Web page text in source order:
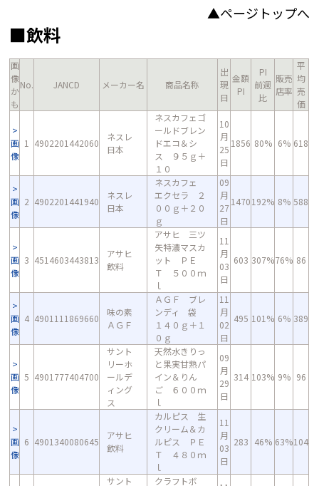
▲ページトップへ
■飲料
画
像
か
も
No. JANCD メーカー名 商品名称
出
現
日
金額
PI
PI
前週
比
販売
店率
平
均
売
価
画
像
1 4902201442060
ネスレ
日本
ネスカフェゴ
ールドブレン
ドエコ＆シ
ス ９５ｇ＋
１０
10
月
25
日
1856 80% 6% 618
画
像
2 4902201441940
ネスレ
日本
ネスカフェ
エクセラ ２
００ｇ＋２０
ｇ
09
月
27
日
1470192% 8% 588
画
像
3 4514603443813
アサヒ
飲料
アサヒ 三ツ
矢特濃マスカ
ット ＰＥ
Ｔ ５００ｍ
ｌ
11
月
03
日
603 307%76% 86
画
像
4 4901111869660
味の素
ＡＧＦ
ＡＧＦ ブレ
ンディ 袋
１４０ｇ＋１
０ｇ
11
月
02
日
495 101% 6% 389
画
像
5 4901777404700
サント
リーホ
ールデ
ィング
ス
天然水きりっ
と果実甘熟パ
イン＆りん
ご ６００ｍ
ｌ
09
月
29
日
314 103% 9% 96
画
像
6 4901340080645
アサヒ
飲料
カルピス 生
クリーム＆カ
ルピス ＰＥ
Ｔ ４８０ｍ
ｌ
11
月
03
日
283 46% 63%104
サント クラフトボ